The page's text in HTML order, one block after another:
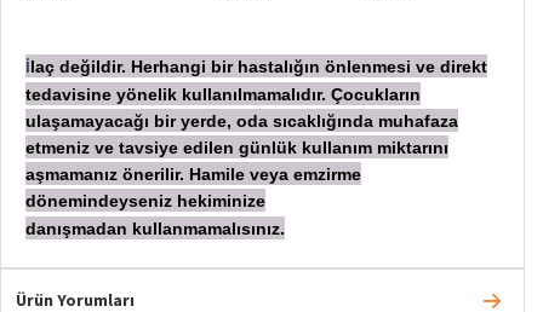
laç değildir. Herhangi bir hastalığın önlenmesi ve direkt
tedavisine yönelik kullanılmamalıdır. Çocukların
ulaşamayacağı bir yerde, oda sıcaklığında muhafaza
etmeniz ve tavsiye edilen günlük kullanım miktarını
aşmamanız önerilir. Hamile veya emzirme
dönemindeyseniz hekiminize
danışmadan kullanmamalısınız.
Ürün Yorumları